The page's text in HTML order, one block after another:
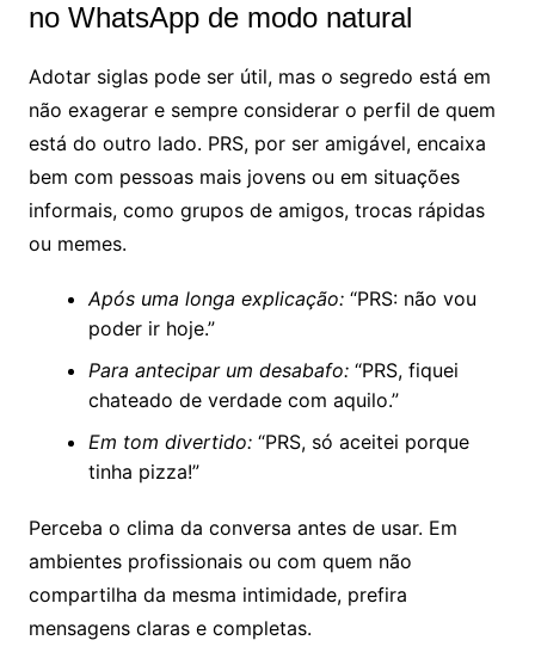
no WhatsApp de modo natural
Adotar siglas pode ser útil, mas o segredo está em
não exagerar e sempre considerar o perfil de quem
está do outro lado. PRS, por ser amigável, encaixa
bem com pessoas mais jovens ou em situações
informais, como grupos de amigos, trocas rápidas
ou memes.
Após uma longa explicação:“PRS: não vou
poder ir hoje.”
Para antecipar um desabafo:“PRS, fiquei
chateado de verdade com aquilo.”
Em tom divertido:“PRS, só aceitei porque
tinha pizza!”
Perceba o clima da conversa antes de usar. Em
ambientes profissionais ou com quem não
compartilha da mesma intimidade, prefira
mensagens claras e completas.